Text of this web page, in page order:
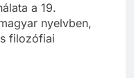
a 19.
nyelvben,
filozófiai